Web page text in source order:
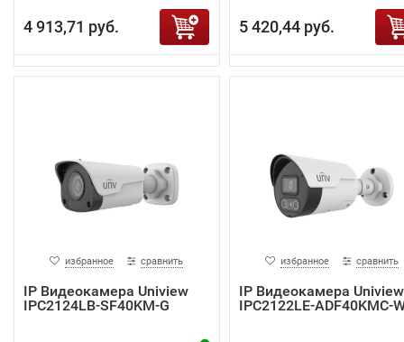
4 913,71 руб. 5 420,44 руб.
избранное сравнить
IP Видеокамера Uniview
IPC2124LB-SF40KM-G
избранное сравнить
IP Видеокамера Uniview
IPC2122LE-ADF40KMC-